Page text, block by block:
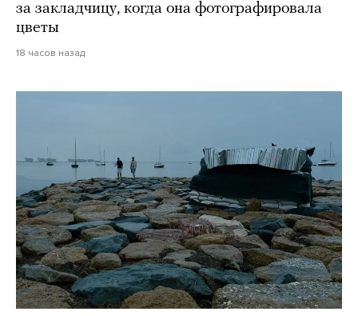
за закладчицу, когда она фотографировала
цветы
18 часов назад